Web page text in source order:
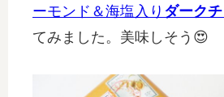
ーモンド＆海塩入り ダーク
てみました。美味しそう😍